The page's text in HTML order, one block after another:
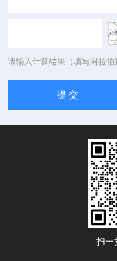
请输入计算结果（填写阿拉
扫一